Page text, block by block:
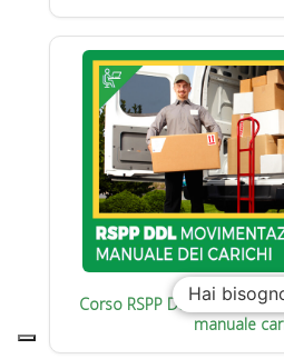
Corso RSPP Datore di
manuale
Hai